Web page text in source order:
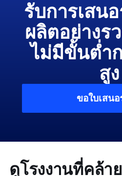
รับการเสน
ผลิตอย่างร
ไม่มีขั้นต่ำ
สูง
ขอใบเสน
ดูโรงงานที่คล้า